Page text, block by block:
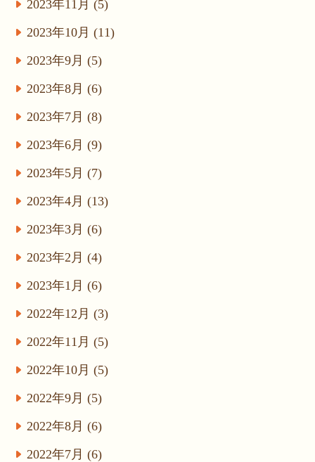
2023年11月 (5)
2023年10月 (11)
2023年9月 (5)
2023年8月 (6)
2023年7月 (8)
2023年6月 (9)
2023年5月 (7)
2023年4月 (13)
2023年3月 (6)
2023年2月 (4)
2023年1月 (6)
2022年12月 (3)
2022年11月 (5)
2022年10月 (5)
2022年9月 (5)
2022年8月 (6)
2022年7月 (6)